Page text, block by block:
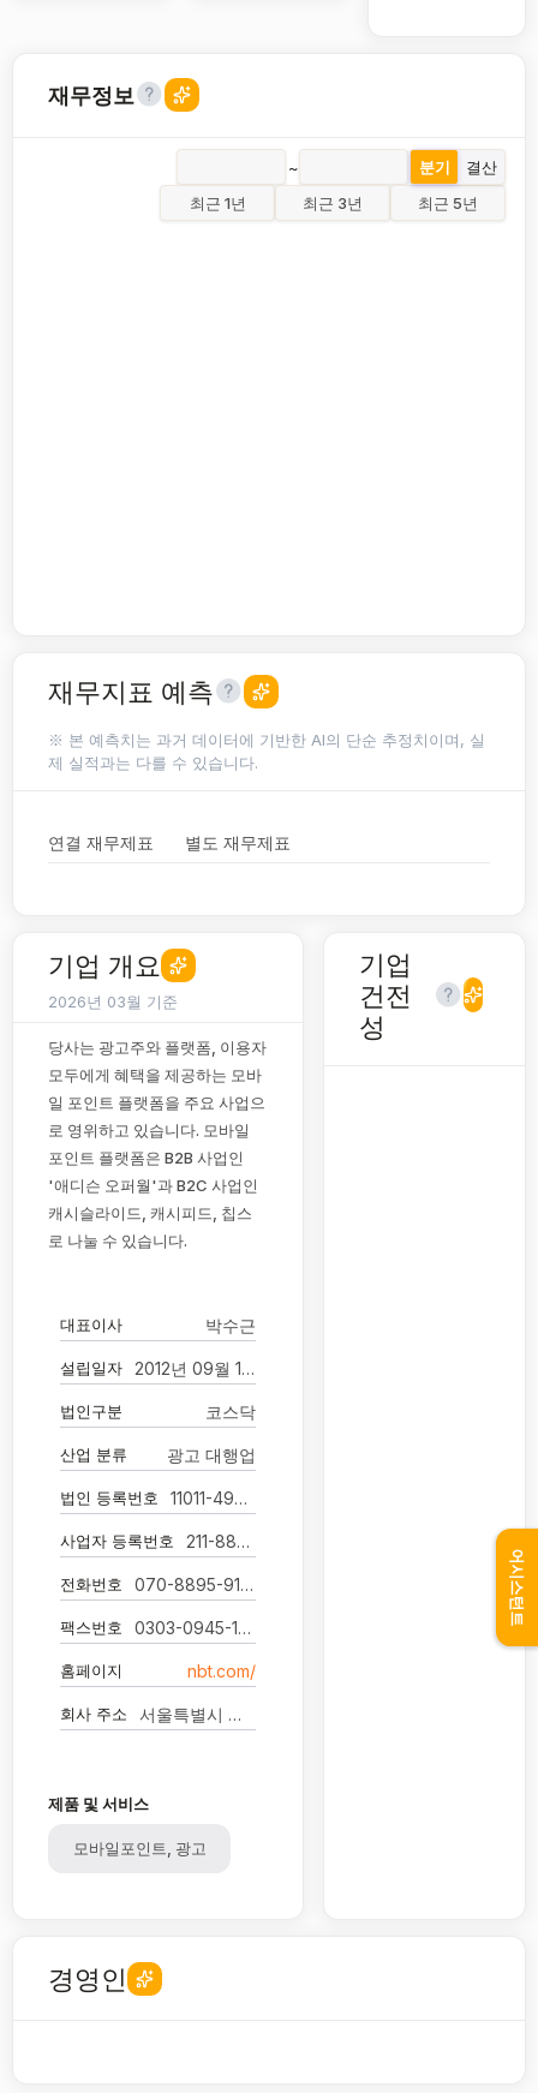
재무정보
~ 분기
결산
최근 1년
최근 3년 최근 5년
재무지표 예측
※ 본 예측치는 과거 데이터에 기반한 AI의 단순 추정치이며, 실
제 실적과는 다를 수 있습니다.
연결 재무제표 별도 재무제표
기업 개요
2026년 03월 기준
당사는 광고주와 플랫폼, 이용자
모두에게 혜택을 제공하는 모바
일 포인트 플랫폼을 주요 사업으
로 영위하고 있습니다. 모바일
포인트 플랫폼은 B2B 사업인
'애디슨 오퍼월'과 B2C 사업인
캐시슬라이드, 캐시피드, 칩스
로 나눌 수 있습니다.
대표이사 박수근
설립일자 2012년 09월 17일
법인구분 코스닥
산업 분류 광고 대행업
법인 등록번호 11011-4962042
사업자 등록번호 211-88-83652
전화번호 070-8895-9156
팩스번호 0303-0945-1859
홈페이지 nbt.com/
회사 주소 서울특별시 강남구 논현로145길 31 -
제품 및 서비스
모바일포인트, 광고
기업
건전
성
경영인
어시스턴트